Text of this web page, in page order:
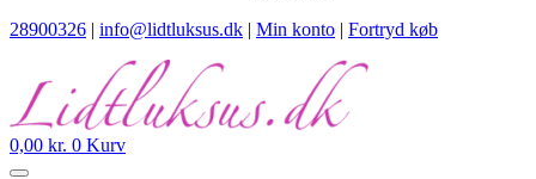
28900326 | info@lidtluksus.dk | Min konto | Fortryd køb
0,00 kr. 0 Kurv